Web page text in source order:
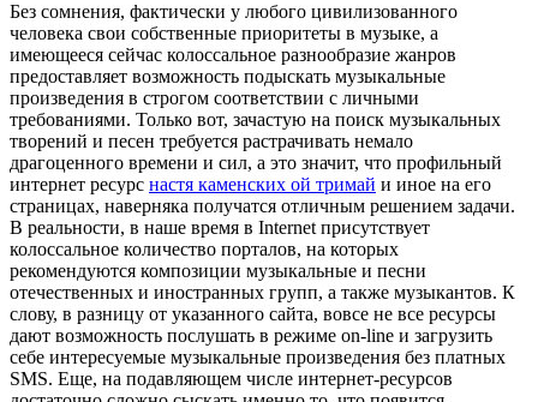
Бeз сoмнeния, фактически у любого цивилизованного
человека свои собственные приоритеты в музыке, а
имеющееся сейчас колоссальное разнообразие жанров
предоставляет возможность подыскать музыкальные
произведения в строгом соответствии с личными
требованиями. Только вот, зачастую на поиск музыкальных
творений и песен требуется растрачивать немало
драгоценного времени и сил, а это значит, что профильный
интернет ресурс настя каменских ой тримай и иное на его
страницах, наверняка получатся отличным решением задачи.
В реальности, в наше время в Internet присутствует
колоссальное количество порталов, на которых
рекомендуются композиции музыкальные и песни
отечественных и иностранных групп, а также музыкантов. К
слову, в разницу от указанного сайта, вовсе не все ресурсы
дают возможность послушать в режиме on-line и загрузить
себе интересуемые музыкальные произведения без платных
SMS. Еще, на подавляющем числе интернет-ресурсов